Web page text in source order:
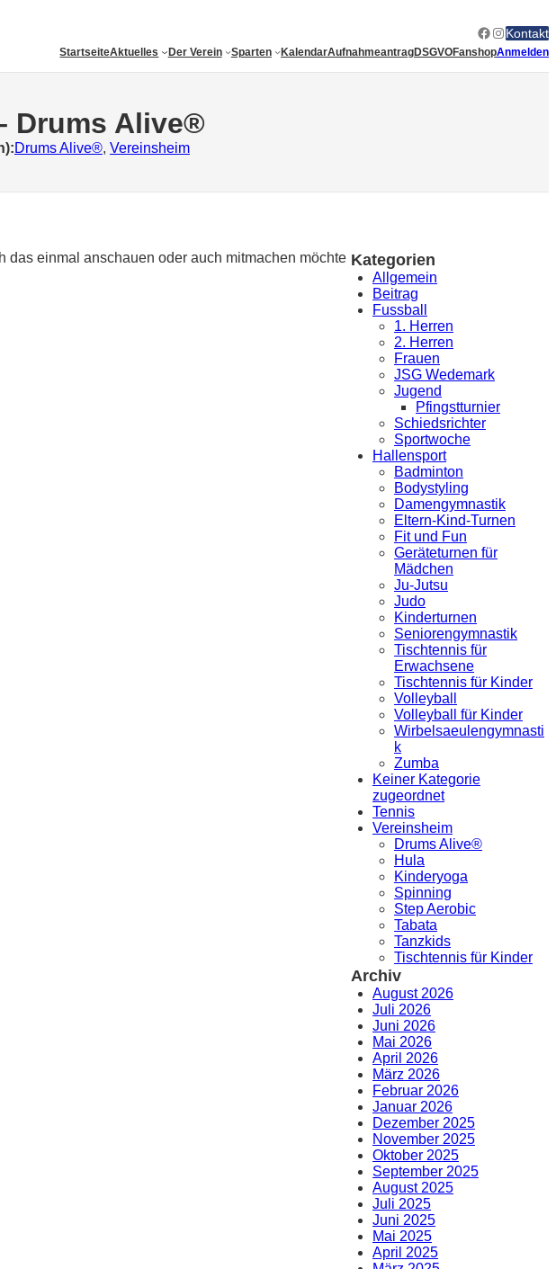
Facebook
Instagram
Kontakt
StartseiteAktuelles Der Verein Sparten KalendarAufnahmeantragDSGVOFanshopAnmelden
Drums Alive®
Drums Alive®, Vereinsheim
das einmal anschauen oder auch mitmachen möchte Kategorien
Allgemein
Beitrag
Fussball
1. Herren
2. Herren
Frauen
JSG Wedemark
Jugend
Pfingstturnier
Schiedsrichter
Sportwoche
Hallensport
Badminton
Bodystyling
Damengymnastik
Eltern-Kind-Turnen
Fit und Fun
Geräteturnen für
Mädchen
Ju-Jutsu
Judo
Kinderturnen
Seniorengymnastik
Tischtennis für
Erwachsene
Tischtennis für Kinder
Volleyball
Volleyball für Kinder
Wirbelsaeulengymnasti
k
Zumba
Keiner Kategorie
zugeordnet
Tennis
Vereinsheim
Drums Alive®
Hula
Kinderyoga
Spinning
Step Aerobic
Tabata
Tanzkids
Tischtennis für Kinder
Archiv
August 2026
Juli 2026
Juni 2026
Mai 2026
April 2026
März 2026
Februar 2026
Januar 2026
Dezember 2025
November 2025
Oktober 2025
September 2025
August 2025
Juli 2025
Juni 2025
Mai 2025
April 2025